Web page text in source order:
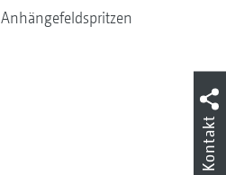
Anhängefeldspritzen
Kontakt